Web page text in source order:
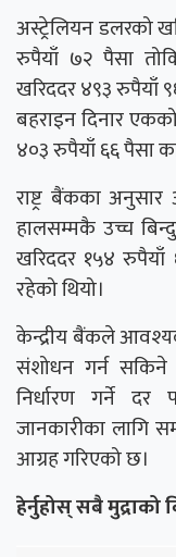
अस्ट्रेलियन डलरको
रुपैयाँ ७२ पैसा
खरिददर ४९३ रुपैयाँ
बहराइन दिनार
४०३ रुपैयाँ ६६ पैसा
राष्ट्र बैंकका
हालसम्मकै उच्च
खरिददर १५४ रुपैयाँ
रहेको थियो।
केन्द्रीय बैंकले
संशोधन गर्न
निर्धारण गर्ने
जानकारीका लागि
आग्रह गरिएको छ।
हेर्नुहोस् सबै मुद्राको